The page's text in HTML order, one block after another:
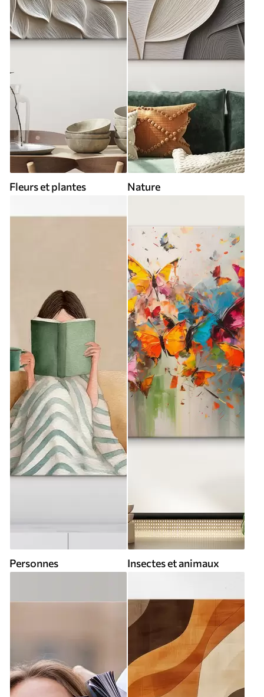
Fleurs et plantes Nature
Personnes Insectes et animaux